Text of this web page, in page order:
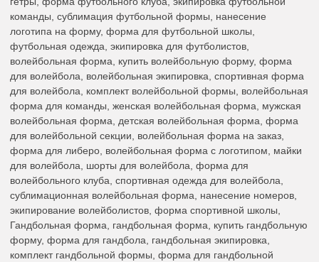
команды, сублимация футбольной формы, нанесение
логотипа на форму, форма для футбольной школы,
футбольная одежда, экипировка для футболистов,
волейбольная форма, купить волейбольную форму, форма
для волейбола, волейбольная экипировка, спортивная форма
для волейбола, комплект волейбольной формы, волейбольная
форма для команды, женская волейбольная форма, мужская
волейбольная форма, детская волейбольная форма, форма
для волейбольной секции, волейбольная форма на заказ,
форма для либеро, волейбольная форма с логотипом, майки
для волейбола, шорты для волейбола, форма для
волейбольного клуба, спортивная одежда для волейбола,
сублимационная волейбольная форма, нанесение номеров,
экипирование волейболистов, форма спортивной школы,
Гандбольная форма, гандбольная форма, купить гандбольную
форму, форма для гандбола, гандбольная экипировка,
комплект гандбольной формы, форма для гандбольной